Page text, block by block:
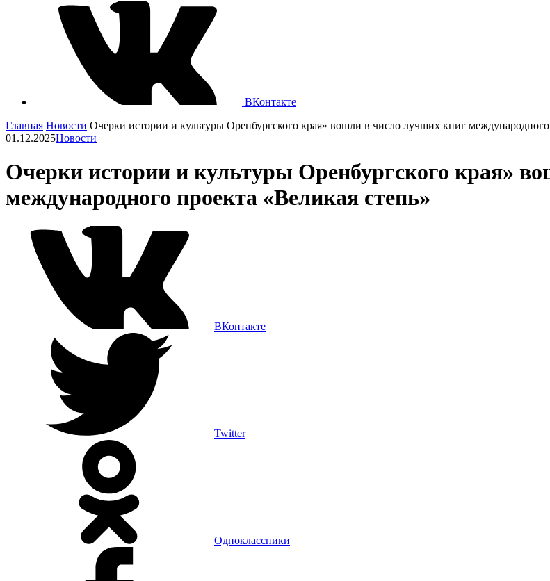
ВКонтакте
Главная Новости Очерки истории и культуры Оренбургского края» вошли в число лучших книг международного
01.12.2025Новости
Очерки истории и культуры Оренбургского края»
международного проекта «Великая степь»
ВКонтакте
Twitter
Одноклассники